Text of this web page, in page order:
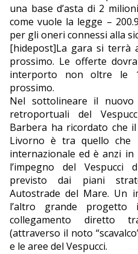
una base d’asta di 2
come vuole la legge –
per gli oneri connessi alla
[hidepost]La gara si terrà
prossimo. Le offerte
interporto non oltre le
prossimo.
Nel sottolineare il
retroportuali del
Barbera ha ricordato che
Livorno è tra quello che
internazionale ed è anzi in
l’impegno del Vespucci
previsto dai piani
Autostrade del Mare. Un
l’altro grande
collegamento diretto
(attraverso il noto
e le aree del Vespucci.